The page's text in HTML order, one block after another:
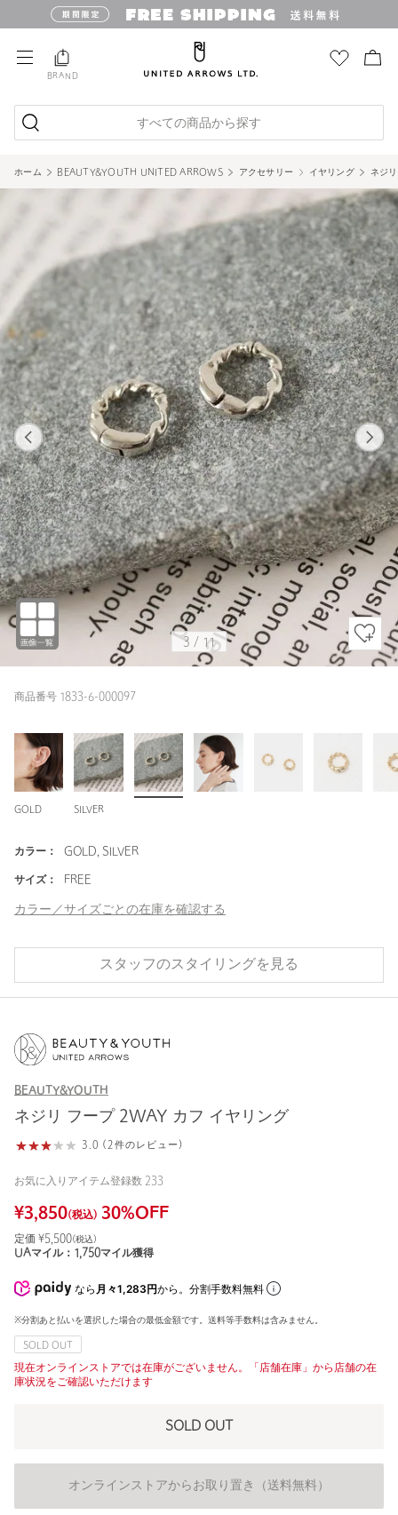
BRAND
すべての商品から探す
ホーム BEAUTY&YOUTH UNITED ARROWS アクセサリー イヤリング ネジ
3 / 11
商品番号 1833-6-000097
GOLD SILVER
カラー： GOLD, SILVER
サイズ： FREE
カラー／サイズごとの在庫を確認する
スタッフのスタイリングを見る
BEAUTY&YOUTH
ネジリ フープ 2WAY カフ イヤリング
3.0 (2件のレビュー)
お気に入りアイテム登録数 233
¥3,850(税込) 30%OFF
定価 ¥5,500(税込)
UAマイル： 1,750マイル獲得
なら 月々1,283円から。分割手数料無料
※分割あと払いを選択した場合の最低金額です。送料等手数料は含みません。
SOLD OUT
現在オンラインストアでは在庫がございません。「店舗在庫」から店舗の在
庫状況をご確認いただけます
SOLD OUT
オンラインストアからお取り置き（送料無料）
3 11
GOLD
1 11
SILVER / FREE
169cm